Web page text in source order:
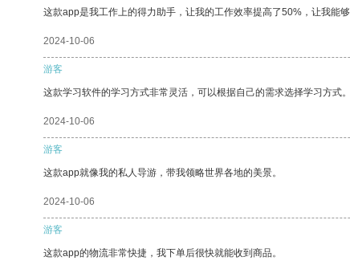
这款app是我工作上的得力助手，让我的工作效率提高了50%，让我能够
2024-10-06
游客
这款学习软件的学习方式非常灵活，可以根据自己的需求选择学习方式
2024-10-06
游客
这款app就像我的私人导游，带我领略世界各地的美景。
2024-10-06
游客
这款app的物流非常快捷，我下单后很快就能收到商品。